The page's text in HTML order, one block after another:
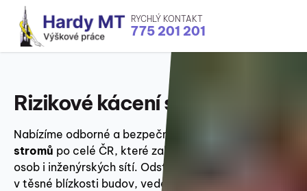
RYCHLÝ KONTAKT
775 201 201
Rizikové kácení stromů
Nabízíme odborné a bezpečné
stromů po celé ČR, které zabrání ohrožení majetku,
osob i inženýrských sítí. Odstraníme stromy stojící
v těsné blízkosti budov, vedení vysokého napětí